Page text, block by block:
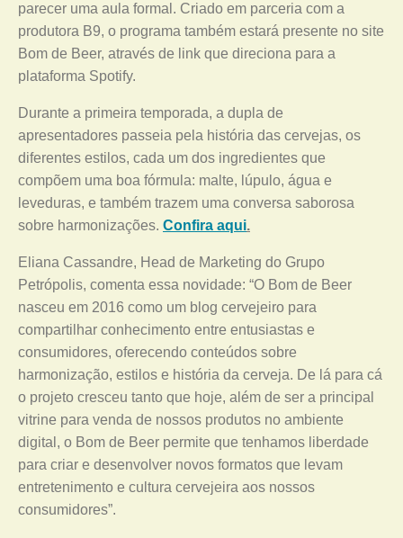
parecer uma aula formal. Criado em parceria com a
produtora B9, o programa também estará presente no site
Bom de Beer, através de link que direciona para a
plataforma Spotify.
Durante a primeira temporada, a dupla de
apresentadores passeia pela história das cervejas, os
diferentes estilos, cada um dos ingredientes que
compõem uma boa fórmula: malte, lúpulo, água e
leveduras, e também trazem uma conversa saborosa
sobre harmonizações. Confira aqui.
Eliana Cassandre, Head de Marketing do Grupo
Petrópolis, comenta essa novidade: “O Bom de Beer
nasceu em 2016 como um blog cervejeiro para
compartilhar conhecimento entre entusiastas e
consumidores, oferecendo conteúdos sobre
harmonização, estilos e história da cerveja. De lá para cá
o projeto cresceu tanto que hoje, além de ser a principal
vitrine para venda de nossos produtos no ambiente
digital, o Bom de Beer permite que tenhamos liberdade
para criar e desenvolver novos formatos que levam
entretenimento e cultura cervejeira aos nossos
consumidores”.